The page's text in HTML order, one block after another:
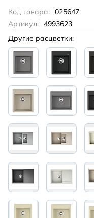
Код товара: 025647
Артикул: 4993623
Другие расцветки: